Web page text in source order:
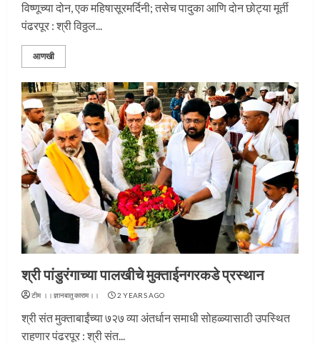
विष्णूच्या दोन, एक महिषासूरमर्दिनी; तसेच पादुका आणि दोन छोट्या मूर्ती
पंढरपूर : श्री विठ्ठल...
आणखी
श्री पांडुरंगाच्या पालखीचे मुक्ताईनगरकडे प्रस्थान
टीम ।।ज्ञानबातुकाराम।। 2 YEARS AGO
श्री संत मुक्ताबाईंच्या ७२७ व्या अंतर्धान समाधी सोहळ्यासाठी उपस्थित
राहणार पंढरपूर : श्री संत...